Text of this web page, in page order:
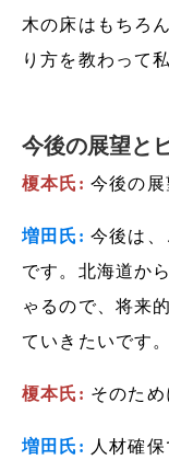
木の床はもちろ
り方を教わって
今後の展望と
榎本氏: 今後の展
増田氏: 今後は
です。北海道か
ゃるので、将来
ていきたいです。
榎本氏: そのた
増田氏: 人材確